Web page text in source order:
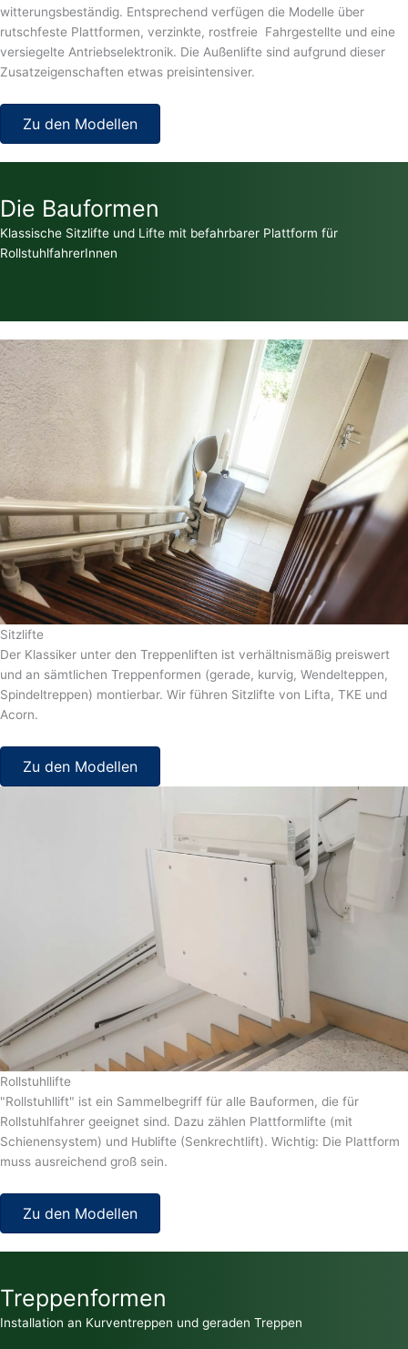
witterungsbeständig. Entsprechend verfügen die Modelle über
rutschfeste Plattformen, verzinkte, rostfreie Fahrgestellte und eine
versiegelte Antriebselektronik. Die Außenlifte sind aufgrund dieser
Zusatzeigenschaften etwas preisintensiver.
Zu den Modellen
Die Bauformen
Klassische Sitzlifte und Lifte mit befahrbarer Plattform für
RollstuhlfahrerInnen
Sitzlifte
Der Klassiker unter den Treppenliften ist verhältnismäßig preiswert
und an sämtlichen Treppenformen (gerade, kurvig, Wendelteppen,
Spindeltreppen) montierbar. Wir führen Sitzlifte von Lifta, TKE und
Acorn.
Zu den Modellen
Rollstuhllifte
"Rollstuhllift" ist ein Sammelbegriff für alle Bauformen, die für
Rollstuhlfahrer geeignet sind. Dazu zählen Plattformlifte (mit
Schienensystem) und Hublifte (Senkrechtlift). Wichtig: Die Plattform
muss ausreichend groß sein.
Zu den Modellen
Treppenformen
Installation an Kurventreppen und geraden Treppen